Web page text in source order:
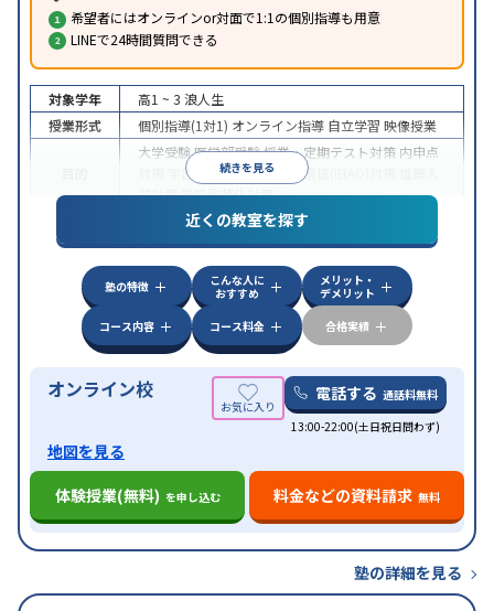
希望者にはオンラインor対面で1:1の個別指導も用意
LINEで24時間質問できる
続きを見る
対象学年 高1 ~ 3 浪人生
授業形式
個別指導(1対1) オンライン指導 自立学習 映像授業
大学受験医学部受験授業・定期テスト対策 内申点
学習習慣の定着 総合型選抜(旧AO)対策
試対策学校別特化対策
特徴
中高一貫校生に対応授業の振替可能
学習にPC・タブレットを利用オンライン対応1
科目から受講可能
近くの教室を探す
塾の特徴
こんな人に
おすすめ
メリット・
デメリット
コース内容
コース料金 合格実績
オンライン校 電話する 通話料無料
13:00-22:00(土日祝日問わず)
地図を見る
体験授業(無料) を申し込む 料金などの資料請求 無料
塾の詳細を見る